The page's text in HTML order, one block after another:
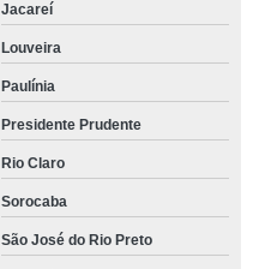
Jacareí
Louveira
Paulínia
Presidente Prudente
Rio Claro
Sorocaba
São José do Rio Preto